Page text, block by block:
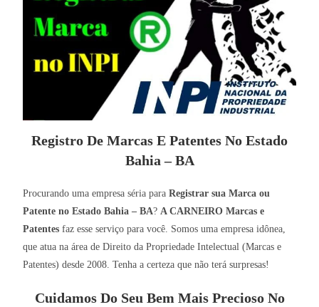
Registro De Marcas E Patentes No Estado
Bahia – BA
Procurando uma empresa séria paraRegistrar sua Marca ou
Patente no Estado Bahia – BA?A CARNEIRO Marcas e
Patentes faz esse serviço para você. Somos uma empresa idônea,
que atua na área de Direito da Propriedade Intelectual (Marcas e
Patentes) desde 2008. Tenha a certeza que não terá surpresas!
Cuidamos Do Seu Bem Mais Precioso No